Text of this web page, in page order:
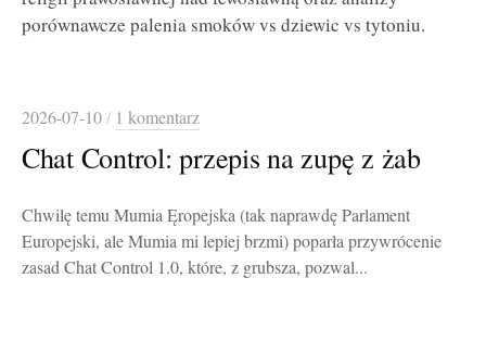
porównawcze palenia smoków vs dziewic vs tytoniu.
2026-07-10/ 1 komentarz
Chat Control: przepis na zupę z żab
Chwilę temu Mumia Ęropejska (tak naprawdę Parlament
Europejski, ale Mumia mi lepiej brzmi) poparła przywrócenie
zasad Chat Control 1.0, które, z grubsza, pozwal...